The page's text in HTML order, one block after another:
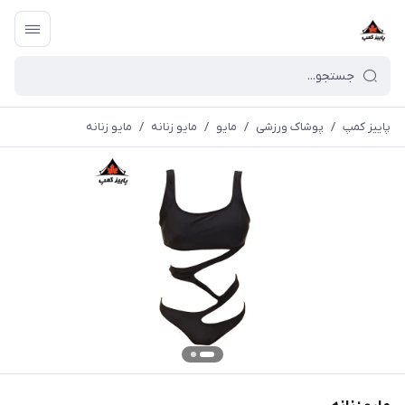
پاییز کمپ / پوشاک ورزشی / مايو / مایو زنانه / مایو زنانه